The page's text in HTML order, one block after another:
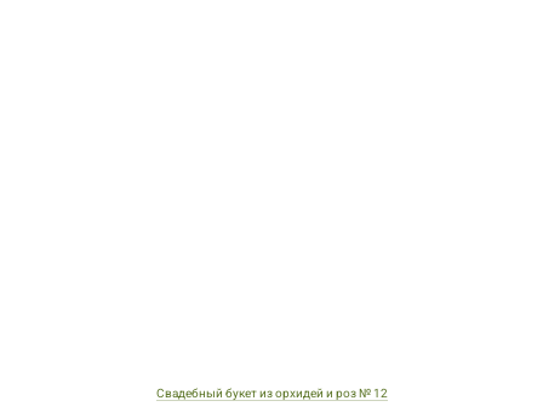
Свадебный букет из орхидей и роз № 12